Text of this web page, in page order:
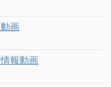
画
報動画